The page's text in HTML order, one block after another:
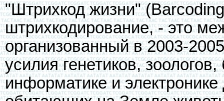
"Штрихкод жизни"
штрихкодирование, - это
организованный в 2003-
усилия генетиков,
информатике и